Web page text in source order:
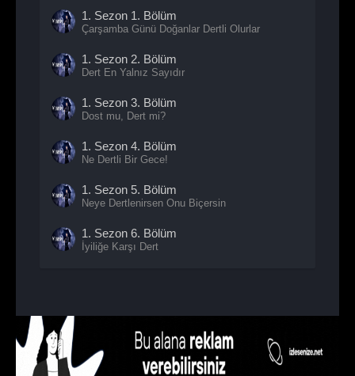
1. Sezon 1. Bölüm
Çarşamba Günü Doğanlar Dertli Olurlar
1. Sezon 2. Bölüm
Dert En Yalnız Sayıdır
1. Sezon 3. Bölüm
Dost mu, Dert mi?
1. Sezon 4. Bölüm
Ne Dertli Bir Gece!
1. Sezon 5. Bölüm
Neye Dertlenirsen Onu Biçersin
1. Sezon 6. Bölüm
İyiliğe Karşı Dert
1. Sezon8. Bölüm- Sezon Finali
Dert Sürüsü